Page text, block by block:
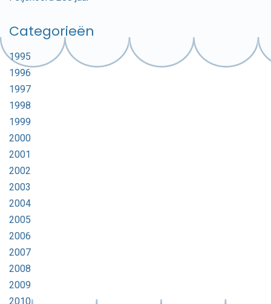
Categorieën
1995
1996
1997
1998
1999
2000
2001
2002
2003
2004
2005
2006
2007
2008
2009
2010